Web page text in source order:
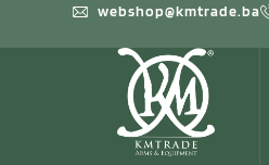
webshop@kmtrade.ba